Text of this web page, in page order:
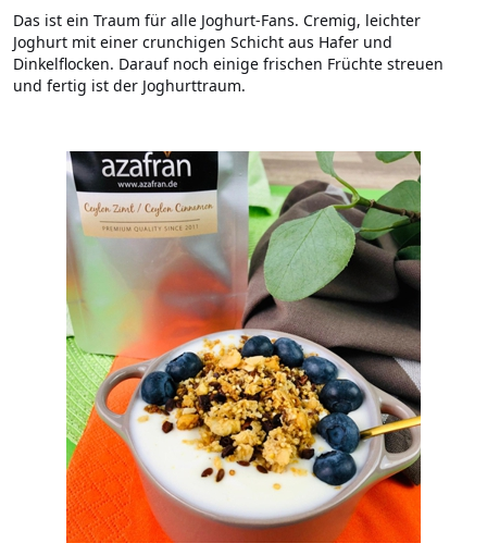
Das ist ein Traum für alle Joghurt-Fans. Cremig, leichter
Joghurt mit einer crunchigen Schicht aus Hafer und
Dinkelflocken. Darauf noch einige frischen Früchte streuen
und fertig ist der Joghurttraum.